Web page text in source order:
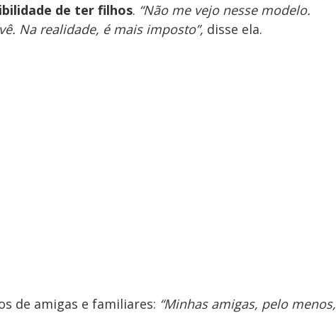
de ter filhos. “Não me vejo nesse modelo.
Na realidade, é mais imposto”, disse ela.
de amigas e familiares: “Minhas amigas, pelo menos,